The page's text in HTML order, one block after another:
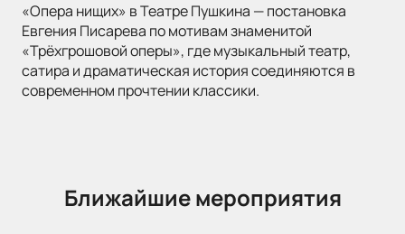
«Опера нищих» в Театре Пушкина — постановка
Евгения Писарева по мотивам знаменитой
«Трёхгрошовой оперы», где музыкальный театр,
сатира и драматическая история соединяются в
современном прочтении классики.
Ближайшие мероприятия